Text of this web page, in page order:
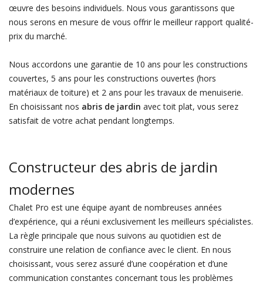
œuvre des besoins individuels. Nous vous garantissons que
nous serons en mesure de vous offrir le meilleur rapport qualité-
prix du marché.
Nous accordons une garantie de 10 ans pour les constructions
couvertes, 5 ans pour les constructions ouvertes (hors
matériaux de toiture) et 2 ans pour les travaux de menuiserie.
En choisissant nos abris de jardin avec toit plat, vous serez
satisfait de votre achat pendant longtemps.
Constructeur des abris de jardin
modernes
Chalet Pro est une équipe ayant de nombreuses années
d’expérience, qui a réuni exclusivement les meilleurs spécialistes.
La règle principale que nous suivons au quotidien est de
construire une relation de confiance avec le client. En nous
choisissant, vous serez assuré d’une coopération et d’une
communication constantes concernant tous les problèmes